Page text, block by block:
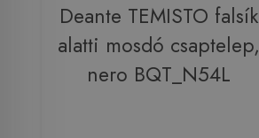
Deante TEMISTO falsík
alatti mosdó csaptelep,
nero BQT_N54L